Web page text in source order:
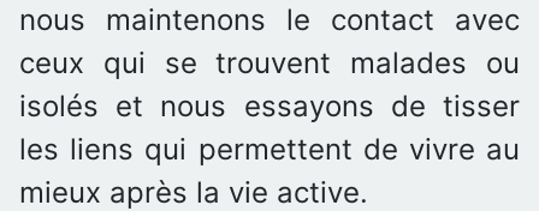
nous maintenons le contact avec
ceux qui se trouvent malades ou
isolés et nous essayons de tisser
les liens qui permettent de vivre au
mieux après la vie active.